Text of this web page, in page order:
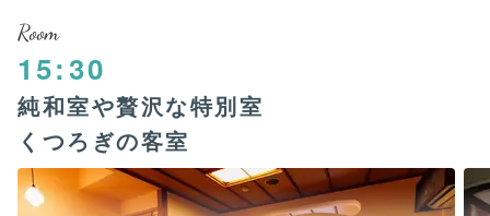
Room
15:30
純和室や贅沢な特別室
くつろぎの客室